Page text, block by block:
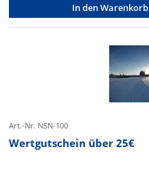
In den Warenkorb
Art.-Nr. NSN-100
Wertgutschein über 25€